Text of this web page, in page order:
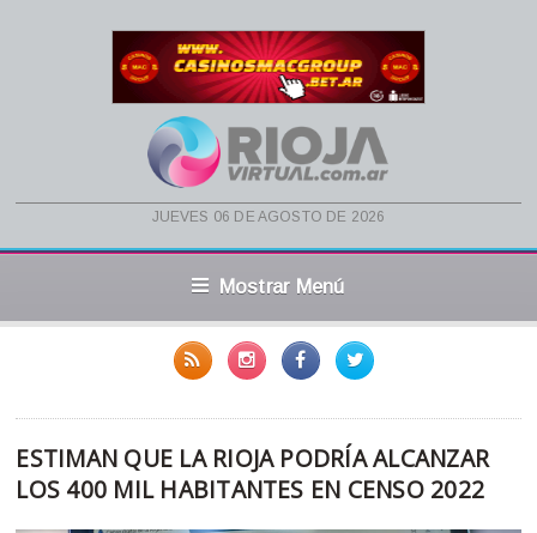
jueves 06 de agosto de 2026
Mostrar Menú
ESTIMAN QUE LA RIOJA PODRÍA ALCANZAR
LOS 400 MIL HABITANTES EN CENSO 2022